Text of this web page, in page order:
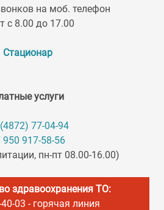
на моб. телефон
с 8.00 до 17.00
Стационар
услуги
77-04-94
950 917-58-56
пн-пт 08.00-16.00)
здравоохранения ТО:
03 - горячая линия